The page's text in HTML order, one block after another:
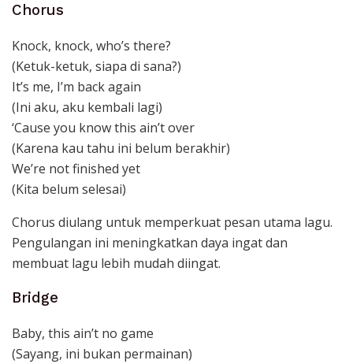
Chorus
Knock, knock, who’s there?
(Ketuk-ketuk, siapa di sana?)
It’s me, I’m back again
(Ini aku, aku kembali lagi)
‘Cause you know this ain’t over
(Karena kau tahu ini belum berakhir)
We’re not finished yet
(Kita belum selesai)
Chorus diulang untuk memperkuat pesan utama lagu.
Pengulangan ini meningkatkan daya ingat dan
membuat lagu lebih mudah diingat.
Bridge
Baby, this ain’t no game
(Sayang, ini bukan permainan)